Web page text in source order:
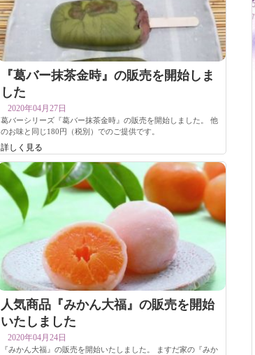
『葛バー抹茶金時』の販売を開始しま
した
2020年04月27日
葛バーシリーズ『葛バー抹茶金時』の販売を開始しました。 他
のお味と同じ180円（税別）でのご提供です。
詳しく見る
人気商品『みかん大福』の販売を開始
いたしました
2020年04月24日
『みかん大福』の販売を開始いたしました。 ますだ家の『みか